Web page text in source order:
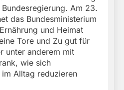
Am 23.
das Bundesministerium
und Heimat
Tore und Zu gut für
unter anderem mit
wie sich
Alltag reduzieren